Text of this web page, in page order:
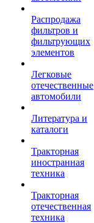
Распродажа
фильтров и
фильтрующих
элементов
Легковые
отечественные
автомобили
Литература и
каталоги
Тракторная
иностранная
техника
Тракторная
отечественная
техника